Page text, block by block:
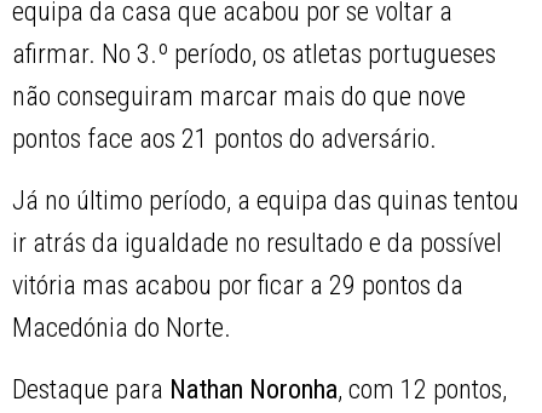
equipa da casa que acabou por se voltar a
afirmar. No 3.º período, os atletas portugueses
não conseguiram marcar mais do que nove
pontos face aos 21 pontos do adversário.
Já no último período, a equipa das quinas tentou
ir atrás da igualdade no resultado e da possível
vitória mas acabou por ficar a 29 pontos da
Macedónia do Norte.
Destaque para Nathan Noronha, com 12 pontos,